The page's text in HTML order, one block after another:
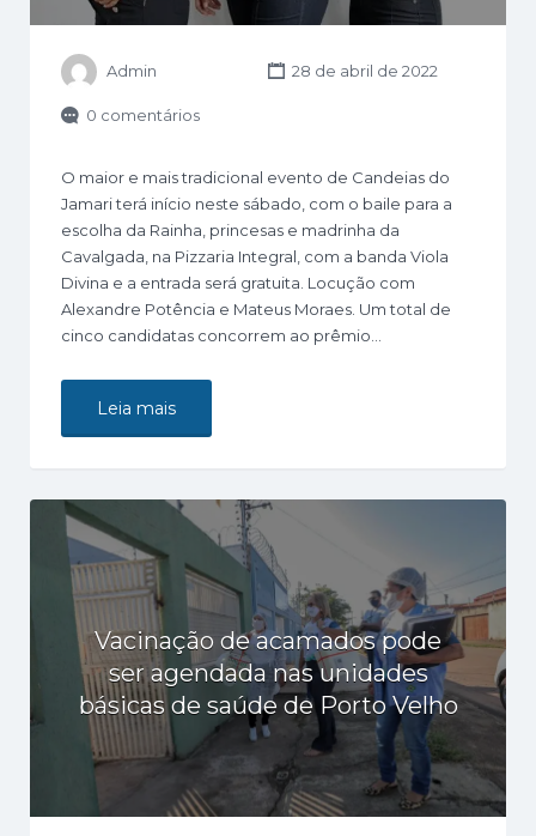
Admin 28 de abril de 2022
0 comentários
O maior e mais tradicional evento de Candeias do
Jamari terá início neste sábado, com o baile para a
escolha da Rainha, princesas e madrinha da
Cavalgada, na Pizzaria Integral, com a banda Viola
Divina e a entrada será gratuita. Locução com
Alexandre Potência e Mateus Moraes. Um total de
cinco candidatas concorrem ao prêmio…
Leia mais
Vacinação de acamados pode
ser agendada nas unidades
básicas de saúde de Porto Velho